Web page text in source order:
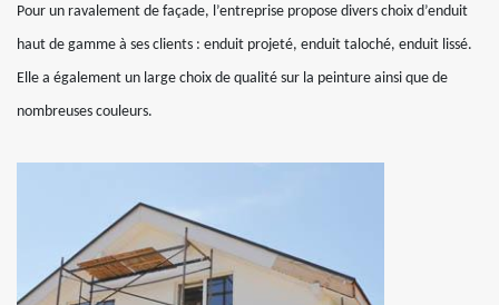
Pour un ravalement de façade, l’entreprise propose divers choix d’enduit
haut de gamme à ses clients : enduit projeté, enduit taloché, enduit lissé.
Elle a également un large choix de qualité sur la peinture ainsi que de
nombreuses couleurs.